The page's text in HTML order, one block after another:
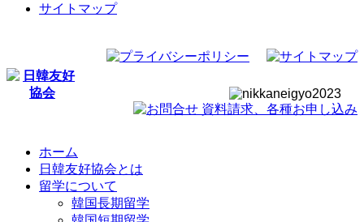
サイトマップ
ホーム
日韓友好協会とは
留学について
韓国長期留学